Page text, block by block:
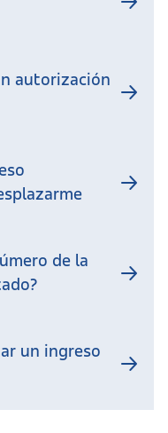
autorización
de la
un ingreso